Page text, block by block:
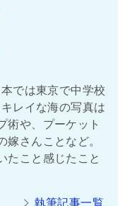
では東京で中学校
レイな海の写真は
術や、プーケット
嫁さんことなど。
たこと感じたこと
執筆記事一覧